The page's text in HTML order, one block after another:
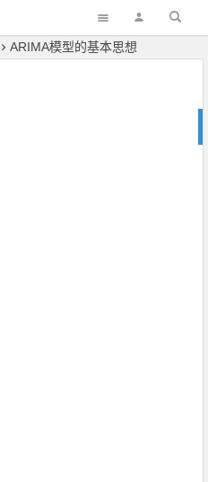
ARIMA模型的基本思想